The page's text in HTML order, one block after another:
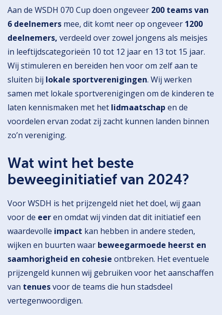
Aan de WSDH 070 Cup doen ongeveer 200 teams van
6 deelnemers mee, dit komt neer op ongeveer 1200
deelnemers, verdeeld over zowel jongens als meisjes
in leeftijdscategorieën 10 tot 12 jaar en 13 tot 15 jaar.
Wij stimuleren en bereiden hen voor om zelf aan te
sluiten bij lokale sportverenigingen. Wij werken
samen met lokale sportverenigingen om de kinderen te
laten kennismaken met het lidmaatschap en de
voordelen ervan zodat zij zacht kunnen landen binnen
zo’n vereniging.
Wat wint het beste
beweeginitiatief van 2024?
Voor WSDH is het prijzengeld niet het doel, wij gaan
voor de eeren omdat wij vinden dat dit initiatief een
waardevolle impact kan hebben in andere steden,
wijken en buurten waar beweegarmoede heerst en
saamhorigheid en cohesie ontbreken. Het eventuele
prijzengeld kunnen wij gebruiken voor het aanschaffen
van tenuesvoor de teams die hun stadsdeel
vertegenwoordigen.